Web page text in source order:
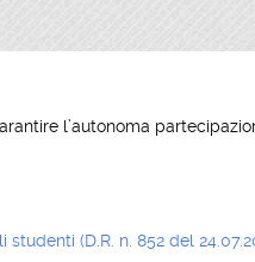
l’autonoma
(D.R. n. 852 del